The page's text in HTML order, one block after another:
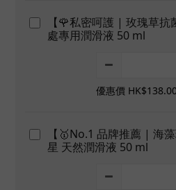
【🌹私密呵護 | 玫瑰草
處專用潤滑液 50 ml
優惠價
【🥇No.1 品牌推薦 | 海
星 天然潤滑液 50 ml